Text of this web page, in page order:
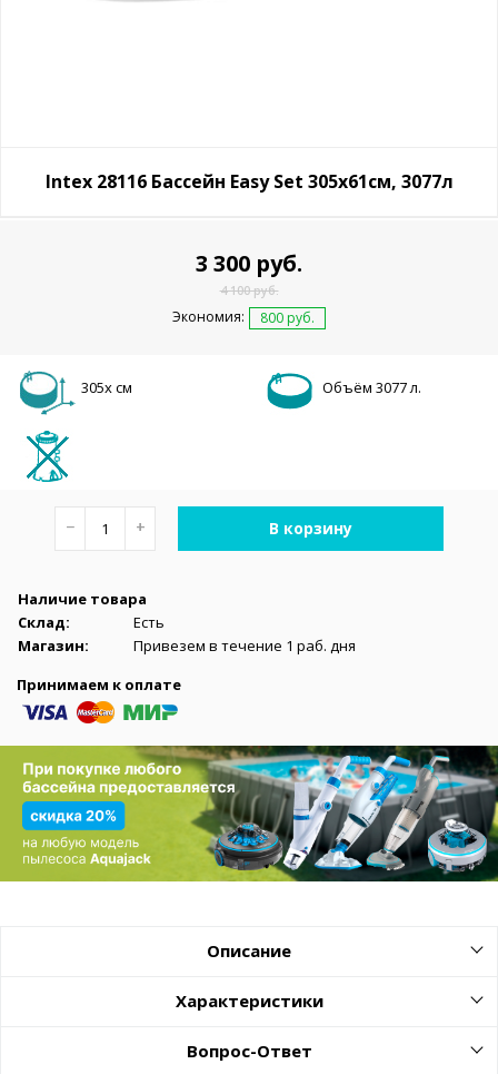
Intex 28116 Бассейн Easy Set 305х61см, 3077л
3 300 руб.
4 100 руб.
Экономия: 800 руб.
305х см Объём 3077 л.
− + В корзину
Наличие товара
Склад:
Есть
Магазин:
Привезем в течение 1 раб. дня
Принимаем к оплате
Описание
Характеристики
Вопрос-Ответ